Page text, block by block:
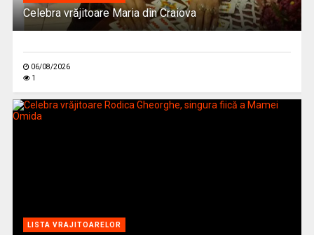
Celebra vrăjitoare Maria din Craiova
06/08/2026
1
LISTA VRAJITOARELOR